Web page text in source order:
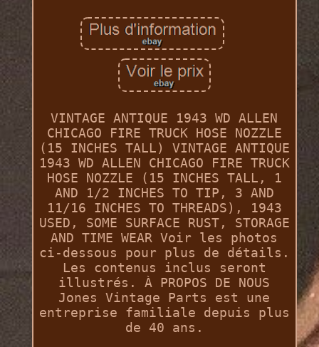
VINTAGE ANTIQUE 1943 WD ALLEN
CHICAGO FIRE TRUCK HOSE NOZZLE
(15 INCHES TALL) VINTAGE ANTIQUE
1943 WD ALLEN CHICAGO FIRE TRUCK
HOSE NOZZLE (15 INCHES TALL, 1
AND 1/2 INCHES TO TIP, 3 AND
11/16 INCHES TO THREADS), 1943
USED, SOME SURFACE RUST, STORAGE
AND TIME WEAR Voir les photos
ci-dessous pour plus de détails.
Les contenus inclus seront
illustrés. À PROPOS DE NOUS
Jones Vintage Parts est une
entreprise familiale depuis plus
de 40 ans.